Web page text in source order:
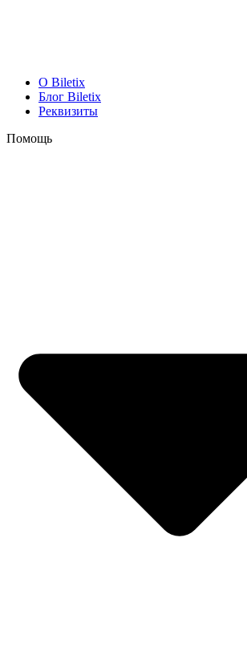
O Biletix
Блог Biletix
Реквизиты
Помощь